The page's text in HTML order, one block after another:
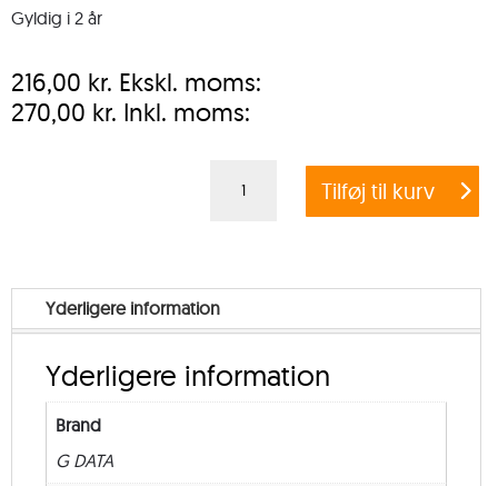
Gyldig i 2 år
216,00 kr. Ekskl. moms:
270,00 kr. Inkl. moms:
Multi
User
from
Tilføj til kurv
Yderligere information
Yderligere information
Brand
G DATA